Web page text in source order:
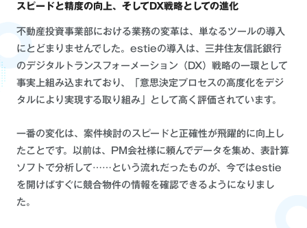
スピードと精度の向上、そしてDX戦略としての進化
不動産投資事業部における業務の変革は、単なるツールの導入
にとどまりませんでした。estieの導入は、三井住友信託銀行
のデジタルトランスフォーメーション（DX）戦略の一環として
事実上組み込まれており、「意思決定プロセスの高度化をデジ
タルにより実現する取り組み」として高く評価されています。
一番の変化は、案件検討のスピードと正確性が飛躍的に向上し
たことです。以前は、PM会社様に頼んでデータを集め、表計算
ソフトで分析して……という流れだったものが、今ではestie
を開けばすぐに競合物件の情報を確認できるようになりまし
た。